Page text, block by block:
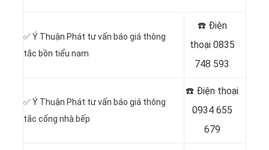
✅ Ý Thuận Phát tư vấn báo giá thông
tắc bồn tiểu nam
☎️ Điện
thoại0835
748 593
✅ Ý Thuận Phát tư vấn báo giá thông
tắc cống nhà bếp
☎️ Điện thoại
0934 655
679